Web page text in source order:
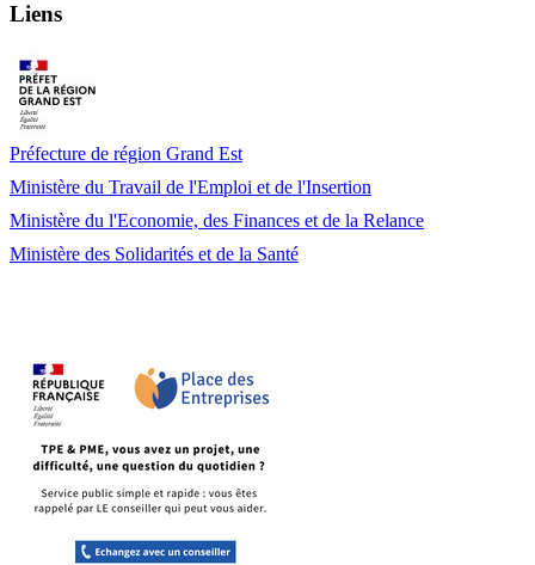
Liens
Préfecture de région Grand Est
Ministère du Travail de l'Emploi et de l'Insertion
Ministère du l'Economie, des Finances et de la Relance
Ministère des Solidarités et de la Santé